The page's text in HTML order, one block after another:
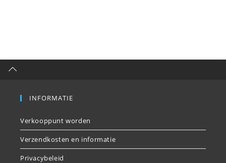
INFORMATIE
Verkooppunt worden
Verzendkosten en informatie
Privacybeleid